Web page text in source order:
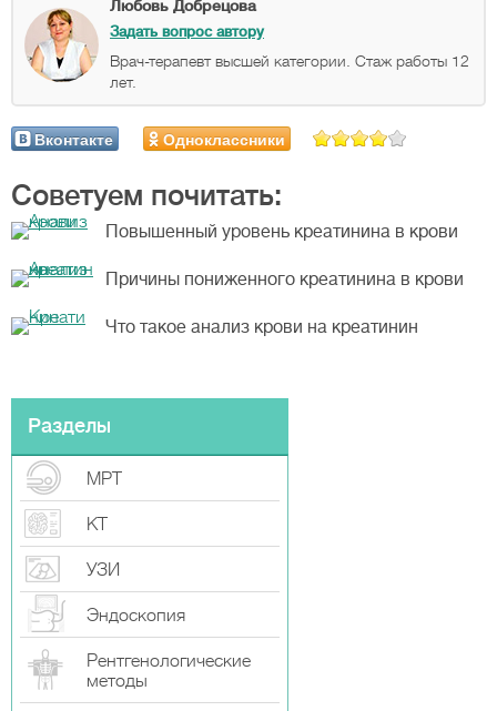
Любовь Добрецова
Задать вопрос автору
Врач-терапевт высшей категории. Стаж работы 12
лет.
Вконтакте Одноклассники
Советуем почитать:
Повышенный уровень креатинина в крови
Причины пониженного креатинина в крови
Что такое анализ крови на креатинин
Разделы
МРТ
КТ
УЗИ
Эндоскопия
Рентгенологические
методы